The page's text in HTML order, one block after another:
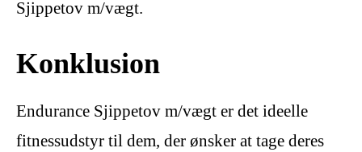
Sjippetov m/vægt.
Konklusion
Endurance Sjippetov m/vægt er det ideelle
fitnessudstyr til dem, der ønsker at tage deres